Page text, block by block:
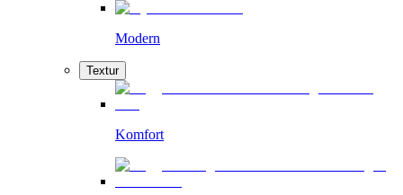
Modern
Textur
Komfort